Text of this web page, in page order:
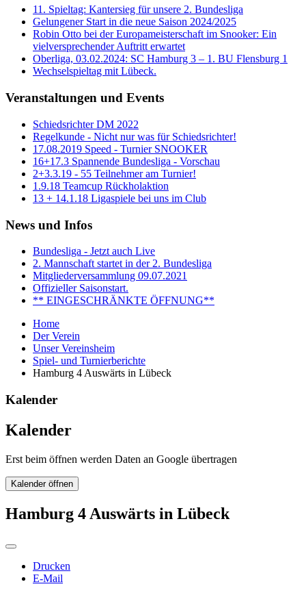
11. Spieltag: Kantersieg für unsere 2. Bundesliga
Gelungener Start in die neue Saison 2024/2025
Robin Otto bei der Europameisterschaft im Snooker: Ein
vielversprechender Auftritt erwartet
Oberliga, 03.02.2024: SC Hamburg 3 – 1. BU Flensburg 1
Wechselspieltag mit Lübeck.
Veranstaltungen und Events
Schiedsrichter DM 2022
Regelkunde - Nicht nur was für Schiedsrichter!
17.08.2019 Speed - Turnier SNOOKER
16+17.3 Spannende Bundesliga - Vorschau
2+3.3.19 - 55 Teilnehmer am Turnier!
1.9.18 Teamcup Rückholaktion
13 + 14.1.18 Ligaspiele bei uns im Club
News und Infos
Bundesliga - Jetzt auch Live
2. Mannschaft startet in der 2. Bundesliga
Mitgliederversammlung 09.07.2021
Offizieller Saisonstart.
** EINGESCHRÄNKTE ÖFFNUNG**
Home
Der Verein
Unser Vereinsheim
Spiel- und Turnierberichte
Hamburg 4 Auswärts in Lübeck
Kalender
Kalender
Erst beim öffnen werden Daten an Google übertragen
Kalender öffnen
Hamburg 4 Auswärts in Lübeck
Drucken
E-Mail